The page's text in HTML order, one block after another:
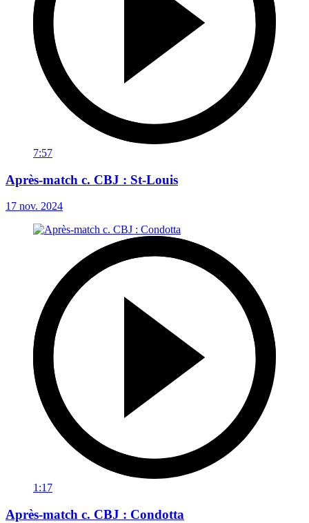
7:57
Après-match c. CBJ : St-Louis
17 nov. 2024
1:17
Après-match c. CBJ : Condotta